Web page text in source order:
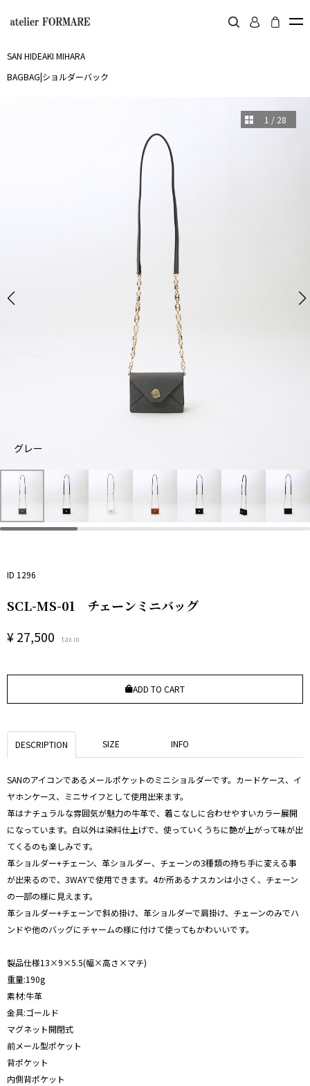
SAN HIDEAKI MIHARA
BAGBAG|ショルダーバック
ID 1296
SCL-MS-01 チェーンミニバッグ
¥27,500 tax in
ADD TO CART
DESCRIPTION SIZE INFO
SANのアイコンであるメールポケットのミニショルダーです。カードケース、イ
ヤホンケース、ミニサイフとして使用出来ます。
革はナチュラルな雰囲気が魅力の牛革で、着こなしに合わせやすいカラー展開
になっています。白以外は染料仕上げで、使っていくうちに艶が上がって味が出
てくるのも楽しみです。
革ショルダー+チェーン、革ショルダー、チェーンの3種類の持ち手に変える事
が出来るので、3WAYで使用できます。4か所あるナスカンは小さく、チェーン
の一部の様に見えます。
革ショルダー+チェーンで斜め掛け、革ショルダーで肩掛け、チェーンのみでハ
ンドや他のバッグにチャームの様に付けて使ってもかわいいです。
製品仕様13×9×5.5(幅×高さ×マチ)
重量:190g
素材:牛革
金具:ゴールド
マグネット開閉式
前メール型ポケット
背ポケット
内側背ポケット
1 / 28
グレー